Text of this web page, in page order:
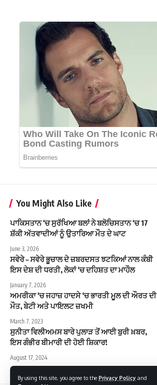
By using this site, you agree to the Privacy Policy and
You Might Also Like
ਪਾਕਿਸਤਾਨ ‘ਚ ਸੁਰੱਖਿਆ ਬਲਾਂ ਨੇ ਬਲੋਚਿਸਤਾਨ ‘ਚ 17
ਸ਼ੱਕੀ ਅੱਤਵਾਦੀਆਂ ਨੂੰ ਉਤਾਰਿਆ ਮੌਤ ਦੇ ਘਾਟ
June 3, 2026
ਸਵੇਰੇ – ਸਵੇਰੇ ਭੂਚਾਲ ਦੇ ਜ਼ਬਰਦਸਤ ਝਟਕਿਆਂ ਨਾਲ ਕੰਬੀ
ਇਸ ਦੇਸ਼ ਦੀ ਧਰਤੀ, ਲੋਕਾਂ ‘ਚ ਦਹਿਸ਼ਤ ਦਾ ਮਾਹੌਲ
January 7, 2026
ਅਮਰੀਕਾ ‘ਚ ਜਹਾਜ਼ ਹਾਦਸੇ ‘ਚ ਭਾਰਤੀ ਮੂਲ ਦੀ ਔਰਤ ਦੀ
ਮੌਤ, ਬੇਟੀ ਅਤੇ ਪਾਇਲਟ ਜ਼ਖਮੀ
March 7, 2023
ਸੁਨੀਤਾ ਵਿਲੀਅਮਸ ਬਾਰੇ ਪੁਲਾੜ ਤੋਂ ਆਈ ਬੁਰੀ ਖ਼ਬਰ,
ਇਸ ਗੰਭੀਰ ਬੀਮਾਰੀ ਦੀ ਹੋਈ ਸ਼ਿਕਾਰ!
August 17, 2024